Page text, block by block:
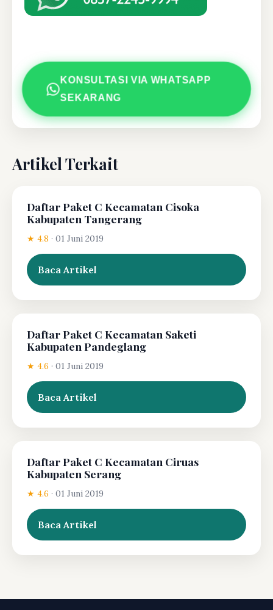
KONSULTASI VIA WHATSAPP
SEKARANG
Artikel Terkait
Daftar Paket C Kecamatan Cisoka
Kabupaten Tangerang
★ 4.8 · 01 Juni 2019
Baca Artikel
Daftar Paket C Kecamatan Saketi
Kabupaten Pandeglang
★ 4.6 · 01 Juni 2019
Baca Artikel
Daftar Paket C Kecamatan Ciruas
Kabupaten Serang
★ 4.6 · 01 Juni 2019
Baca Artikel